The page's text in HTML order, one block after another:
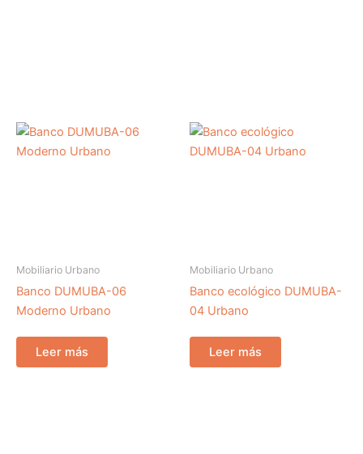
Mobiliario Urbano
Banco DUMUBA-06
Moderno Urbano
Leer más
Mobiliario Urbano
Banco ecológico DUMUBA-
04 Urbano
Leer más